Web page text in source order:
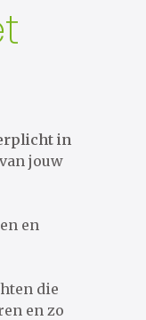
in
jouw
en
die
en zo